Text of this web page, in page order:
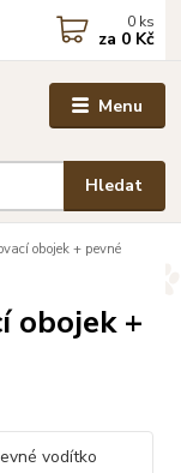
Menu
Hledat
0 ks
za 0 Kč
obojek + pevné
obojek +